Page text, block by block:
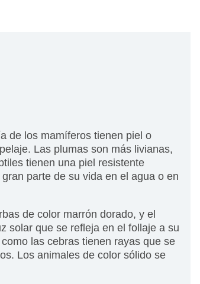
de los mamíferos tienen piel o
Las plumas son más livianas,
tienen una piel resistente
parte de su vida en el agua o en
de color marrón dorado, y el
solar que se refleja en el follaje a su
las cebras tienen rayas que se
Los animales de color sólido se